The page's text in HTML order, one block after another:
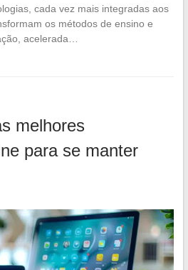
cada vez mais integradas aos
os métodos de ensino e
acelerada…
melhores
para se manter